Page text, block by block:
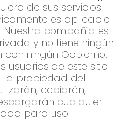
de sus servicios
es aplicable
Nuestra compañía es
y no tiene ningún
ningún Gobierno.
usuarios de este sitio
la propiedad del
copiarán,
cualquier
para uso